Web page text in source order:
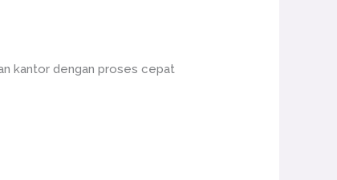
kantor dengan proses cepat